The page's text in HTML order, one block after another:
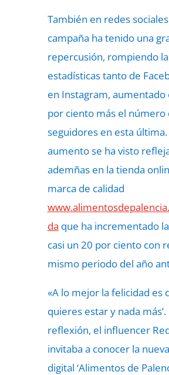
También en redes
campaña ha tenido una
repercusión, rompiendo
estadísticas tanto de
en Instagram, aumentado
por ciento más el número
seguidores en esta última.
aumento se ha visto
ademñas en la tienda
marca de calidad
da que ha incrementado
casi un 20 por ciento con
mismo periodo del año
«A lo mejor la felicidad es
quieres estar y nada
reflexión, el influencer
invitaba a conocer la
digital ‘Alimentos de